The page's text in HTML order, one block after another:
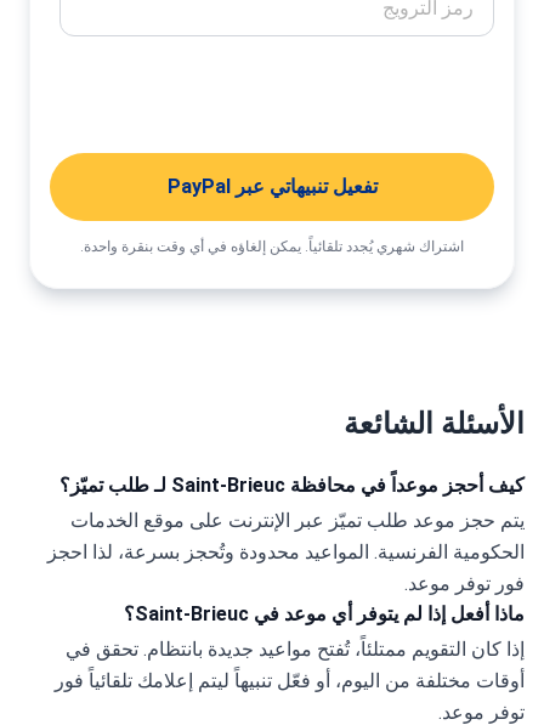
تفعيل تنبيهاتي عبر PayPal
اشتراك شهري يُجدد تلقائياً. يمكن إلغاؤه في أي وقت بنقرة واحدة.
الأسئلة الشائعة
كيف أحجز موعداً في محافظة Saint-Brieuc لـ طلب تميّز؟
فور توفر موعد.
ماذا أفعل إذا لم يتوفر أي موعد في Saint-Brieuc؟
توفر موعد.